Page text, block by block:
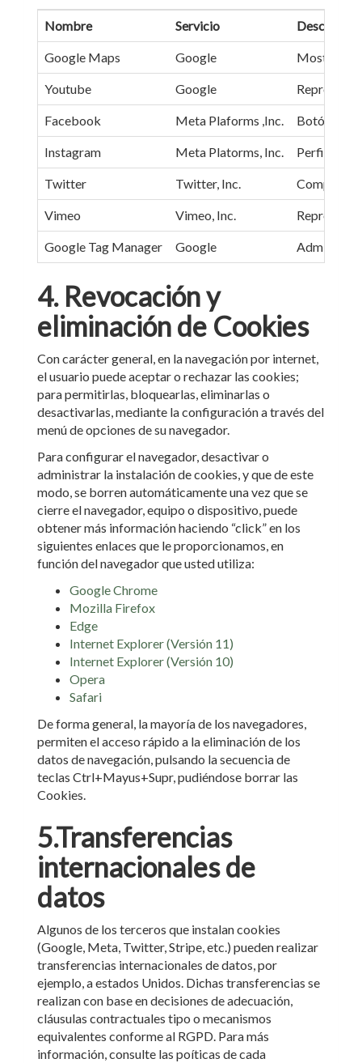
Nombre Servicio
Google Maps Google Mostrar
Youtube Google
Facebook Meta Plaforms ,Inc. Botón 'Me
Instagram Meta Platorms, Inc. Perfil
Twitter Twitter, Inc. Compartir
Vimeo Vimeo, Inc.
Google Tag Manager Google Administra
4. Revocación y
eliminación de Cookies
Con carácter general, en la navegación por internet,
el usuario puede aceptar o rechazar las cookies;
para permitirlas, bloquearlas, eliminarlas o
desactivarlas, mediante la configuración a través del
menú de opciones de su navegador.
Para configurar el navegador, desactivar o
administrar la instalación de cookies, y que de este
modo, se borren automáticamente una vez que se
cierre el navegador, equipo o dispositivo, puede
obtener más información haciendo “click” en los
siguientes enlaces que le proporcionamos, en
función del navegador que usted utiliza:
Google Chrome
Mozilla Firefox
Edge
Internet Explorer (Versión 11)
Internet Explorer (Versión 10)
Opera
Safari
De forma general, la mayoría de los navegadores,
permiten el acceso rápido a la eliminación de los
datos de navegación, pulsando la secuencia de
teclas Ctrl+Mayus+Supr, pudiéndose borrar las
Cookies.
5.Transferencias
internacionales de
datos
Algunos de los terceros que instalan cookies
(Google, Meta, Twitter, Stripe, etc.) pueden realizar
transferencias internacionales de datos, por
ejemplo, a estados Unidos. Dichas transferencias se
realizan con base en decisiones de adecuación,
cláusulas contractuales tipo o mecanismos
equivalentes conforme al RGPD. Para más
información, consulte las poíticas de cada